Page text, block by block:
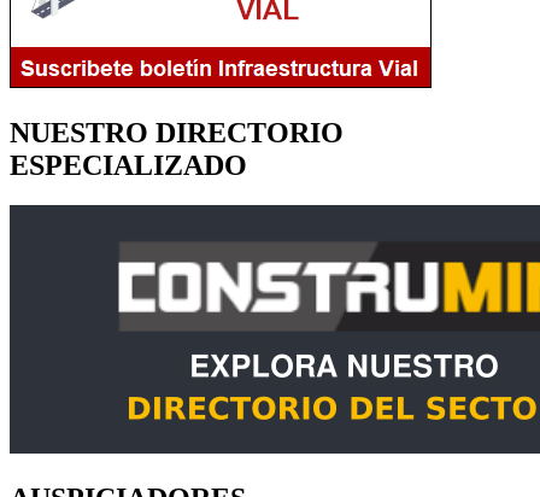
NUESTRO DIRECTORIO
ESPECIALIZADO